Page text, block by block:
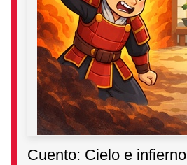
Cuento: Cielo e infierno